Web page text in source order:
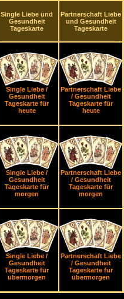
Single Liebe und
Gesundheit
Tageskarte
Partnerschaft Liebe
und Gesundheit
Tageskarte
Single Liebe /
Gesundheit
Tageskarte für
heute
Partnerschaft Liebe
/ Gesundheit
Tageskarte für
heute
Single Liebe /
Gesundheit
Tageskarte für
morgen
Partnerschaft Liebe
/ Gesundheit
Tageskarte für
morgen
Single Liebe /
Gesundheit
Tageskarte für
übermorgen
Partnerschaft Liebe
/ Gesundheit
Tageskarte für
übermorgen